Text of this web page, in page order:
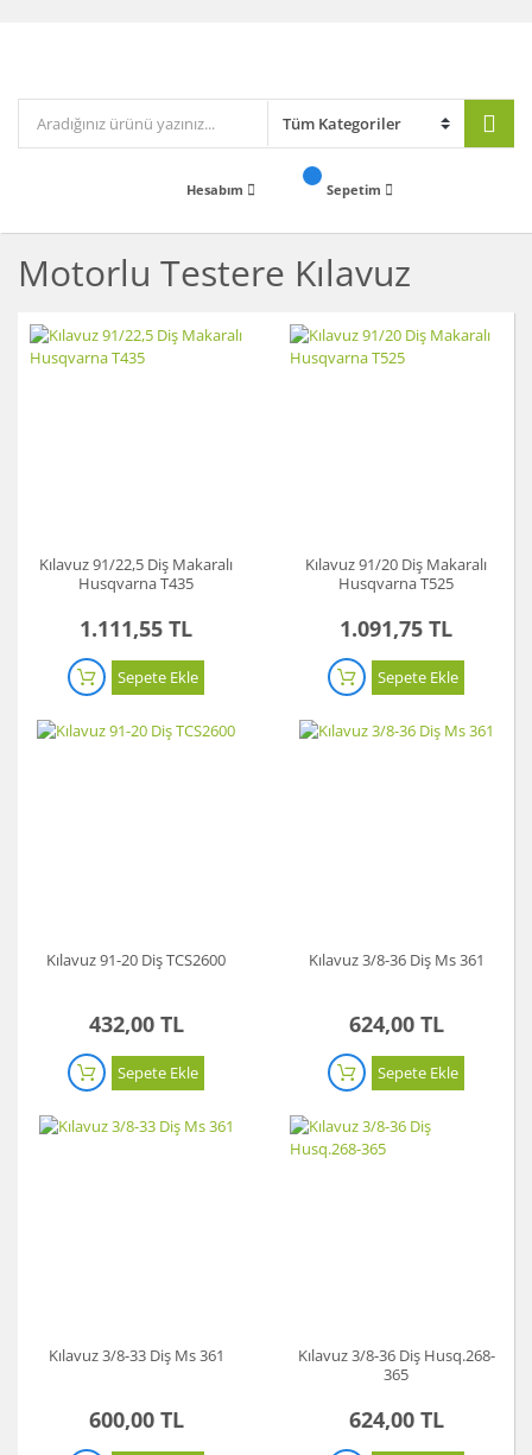
Hesabım Sepetim
Motorlu Testere Kılavuz
Kılavuz 91/22,5 Diş Makaralı
Husqvarna T435
1.111,55 TL
Sepete Ekle
Kılavuz 91/20 Diş Makaralı
Husqvarna T525
1.091,75 TL
Sepete Ekle
Kılavuz 91-20 Diş TCS2600
432,00 TL
Sepete Ekle
Kılavuz 3/8-36 Diş Ms 361
624,00 TL
Sepete Ekle
Kılavuz 3/8-33 Diş Ms 361
600,00 TL
Kılavuz 3/8-36 Diş Husq.268-
365
624,00 TL